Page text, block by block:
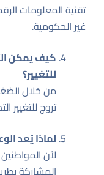
تقنية المعلومات
غير الحكومية.
كيف يمكن
للتغيير؟
من خلال
تروج للتغيير
لماذا يُعد
لأن